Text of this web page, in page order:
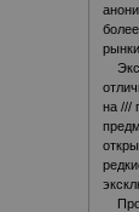
рынки.
на ///